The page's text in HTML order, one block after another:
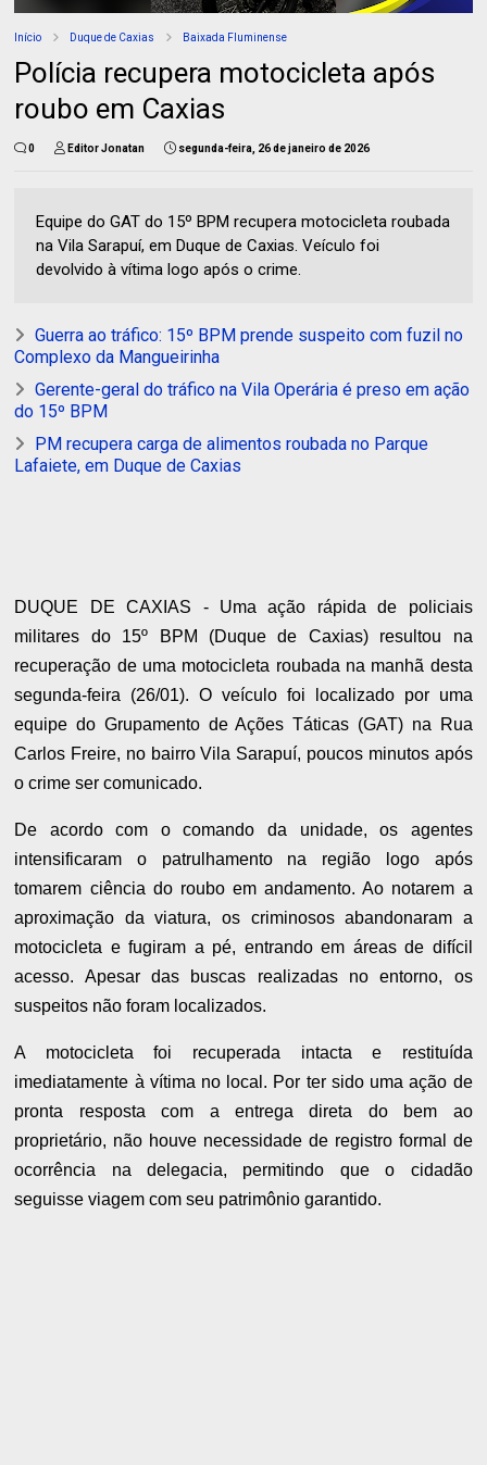
Início Duque de Caxias Baixada Fluminense
Polícia recupera motocicleta após
roubo em Caxias
0 Editor Jonatan segunda-feira, 26 de janeiro de 2026
Equipe do GAT do 15º BPM recupera motocicleta roubada
na Vila Sarapuí, em Duque de Caxias. Veículo foi
devolvido à vítima logo após o crime.
Guerra ao tráfico: 15º BPM prende suspeito com fuzil no
Complexo da Mangueirinha
Gerente-geral do tráfico na Vila Operária é preso em ação
do 15º BPM
PM recupera carga de alimentos roubada no Parque
Lafaiete, em Duque de Caxias
DUQUE DE CAXIAS - Uma ação rápida de policiais
militares do 15º BPM (Duque de Caxias) resultou na
recuperação de uma motocicleta roubada na manhã desta
segunda-feira (26/01). O veículo foi localizado por uma
equipe do Grupamento de Ações Táticas (GAT) na Rua
Carlos Freire, no bairro Vila Sarapuí, poucos minutos após
o crime ser comunicado.
De acordo com o comando da unidade, os agentes
intensificaram o patrulhamento na região logo após
tomarem ciência do roubo em andamento. Ao notarem a
aproximação da viatura, os criminosos abandonaram a
motocicleta e fugiram a pé, entrando em áreas de difícil
acesso. Apesar das buscas realizadas no entorno, os
suspeitos não foram localizados.
A motocicleta foi recuperada intacta e restituída
imediatamente à vítima no local. Por ter sido uma ação de
pronta resposta com a entrega direta do bem ao
proprietário, não houve necessidade de registro formal de
ocorrência na delegacia, permitindo que o cidadão
seguisse viagem com seu patrimônio garantido.